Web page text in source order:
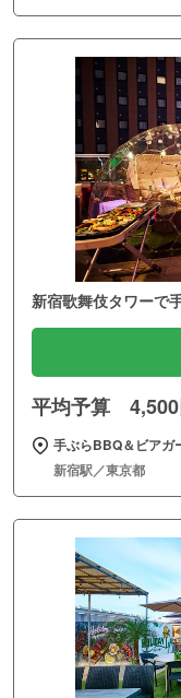
新宿歌舞伎タワーで
平均予算
手ぶらBBQ＆ビアガ
新宿駅／東京都